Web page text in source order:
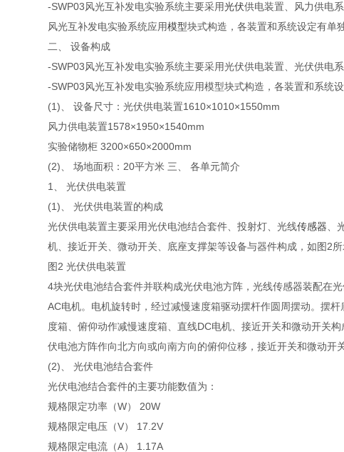
-SWP03风光互补发电实验系统主要采用光伏供电装置、风力供电
风光互补发电实验系统应用模型块式构造，各装置和系统设定有单
二、 设备构成
-SWP03风光互补发电实验系统主要采用光伏供电装置、光伏供电
-SWP03风光互补发电实验系统应用模型块式构造，各装置和系统
(1)、 设备尺寸：光伏供电装置1610×1010×1550mm
风力供电装置1578×1950×1540mm
实验储物柜 3200×650×2000mm
(2)、 场地面积：20平方米 三、 各单元简介
1、 光伏供电装置
(1)、 光伏供电装置的构成
光伏供电装置主要采用光伏电池结合套件、投射灯、光线传感器
机、接近开关、微动开关、底座支撑架等设备与器件构成，如图2所
图2 光伏供电装置
4块光伏电池结合套件并联构成光伏电池方阵，光线传感器装配在
AC电机。电机旋转时，经过减慢速度箱驱动摆杆作圆周摆动。摆
度箱、俯仰动作减慢速度箱、直线DC电机、接近开关和微动开关
伏电池方阵作向北方向或向南方向的俯仰位移，接近开关和微动开
(2)、 光伏电池结合套件
光伏电池结合套件的主要功能数值为：
规格限定功率（W） 20W
规格限定电压（V） 17.2V
规格限定电流（A） 1.17A